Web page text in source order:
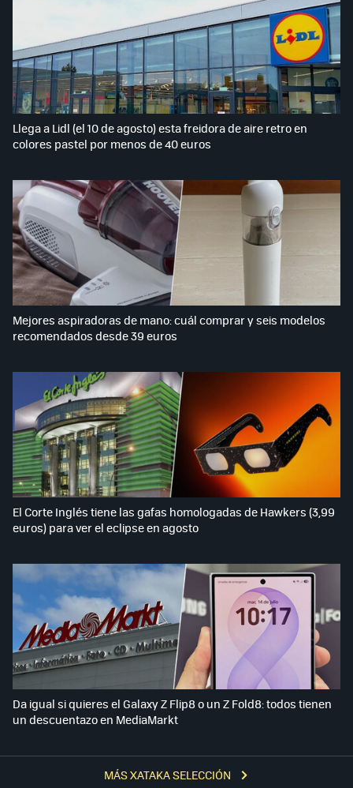
MÁS XATAKA SELECCIÓN
Llega a Lidl (el 10 de agosto) esta freidora de aire retro en
colores pastel por menos de 40 euros
Mejores aspiradoras de mano: cuál comprar y seis modelos
recomendados desde 39 euros
El Corte Inglés tiene las gafas homologadas de Hawkers (3,99
euros) para ver el eclipse en agosto
Da igual si quieres el Galaxy Z Flip8 o un Z Fold8: todos tienen
un descuentazo en MediaMarkt